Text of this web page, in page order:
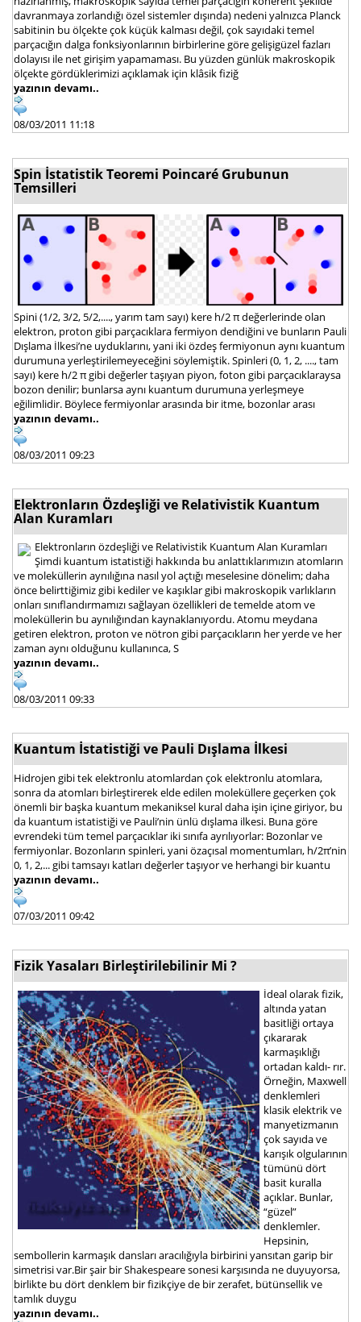
davranmaya zorlandığı özel sistemler dışında) nedeni yalnızca Planck
sabitinin bu ölçekte çok küçük kalması değil, çok sayıdaki temel
parçacığın dalga fonksiyonlarının birbirlerine göre gelişigüzel fazları
dolayısı ile net girişim yapamaması. Bu yüzden günlük makroskopik
ölçekte gördüklerimizi açıklamak için klâsik fiziğ
yazının devamı..
08/03/2011 11:18
Spin İstatistik Teoremi Poincaré Grubunun
Temsilleri
Spini (1/2, 3/2, 5/2,...., yarım tam sayı) kere h/2 π değerlerinde olan
elektron, proton gibi parçacıklara fermiyon dendiğini ve bunların Pauli
Dışlama İlkesi’ne uyduklarını, yani iki özdeş fermiyonun aynı kuantum
durumuna yerleştirilemeyeceğini söylemiştik. Spinleri (0, 1, 2, ...., tam
sayı) kere h/2 π gibi değerler taşıyan piyon, foton gibi parçacıklaraysa
bozon denilir; bunlarsa aynı kuantum durumuna yerleşmeye
eğilimlidir. Böylece fermiyonlar arasında bir itme, bozonlar arası
yazının devamı..
08/03/2011 09:23
Elektronların Özdeşliği ve Relativistik Kuantum
Alan Kuramları
Elektronların özdeşliği ve Relativistik Kuantum Alan Kuramları
Şimdi kuantum istatistiği hakkında bu anlattıklarımızın atomların
ve moleküllerin aynılığına nasıl yol açtığı meselesine dönelim; daha
önce belirttiğimiz gibi kediler ve kaşıklar gibi makroskopik varlıkların
onları sınıflandırmamızı sağlayan özellikleri de temelde atom ve
moleküllerin bu aynılığından kaynaklanıyordu. Atomu meydana
getiren elektron, proton ve nötron gibi parçacıkların her yerde ve her
zaman aynı olduğunu kullanınca, S
yazının devamı..
08/03/2011 09:33
Kuantum İstatistiği ve Pauli Dışlama İlkesi
Hidrojen gibi tek elektronlu atomlardan çok elektronlu atomlara,
sonra da atomları birleştirerek elde edilen moleküllere geçerken çok
önemli bir başka kuantum mekaniksel kural daha işin içine giriyor, bu
da kuantum istatistiği ve Pauli’nin ünlü dışlama ilkesi. Buna göre
evrendeki tüm temel parçacıklar iki sınıfa ayrılıyorlar: Bozonlar ve
fermiyonlar. Bozonların spinleri, yani özaçısal momentumları, h/2π’nin
0, 1, 2,... gibi tamsayı katları değerler taşıyor ve herhangi bir kuantu
yazının devamı..
07/03/2011 09:42
Fizik Yasaları Birleştirilebilinir Mi ?
İdeal olarak fizik,
altında yatan
basitliği ortaya
çıkararak
karmaşıklığı
ortadan kaldı- rır.
Örneğin, Maxwell
denklemleri
klasik elektrik ve
manyetizmanın
çok sayıda ve
karışık olgularının
tümünü dört
basit kuralla
açıklar. Bunlar,
“güzel”
denklemler.
Hepsinin,
sembollerin karmaşık dansları aracılığıyla birbirini yansıtan garip bir
simetrisi var.Bir şair bir Shakespeare sonesi karşısında ne duyuyorsa,
birlikte bu dört denklem bir fizikçiye de bir zerafet, bütünsellik ve
tamlık duygu
yazının devamı..